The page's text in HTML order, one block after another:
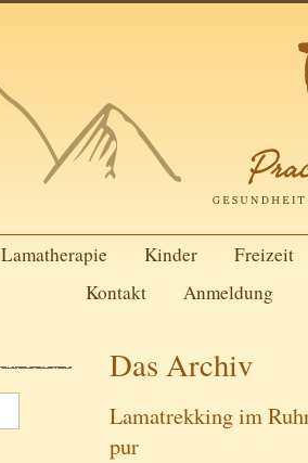
Lamatherapie Kinder
Freizeit
Kontakt
Anmeldung
Das Archiv
Lamatrekking im
pur